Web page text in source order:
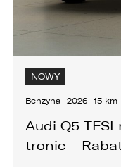
NOWY
Benzyna-2026-15 km
Audi Q5 TFSI
tronic –